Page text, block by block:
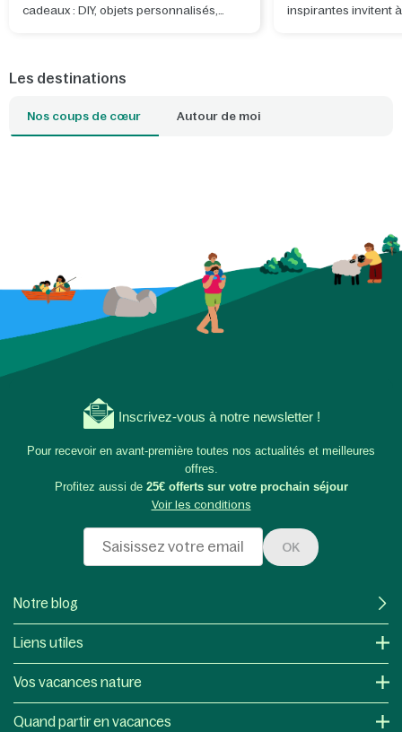
cadeaux : DIY, objets personnalisés,
inspirantes invitent
Les destinations
Nos coups de cœur Autour de moi
Inscrivez-vous à notre newsletter !
Pour recevoir en avant-première toutes nos actualités et meilleures
offres.
Profitez aussi de 25€ offerts sur votre prochain séjour
Voir les conditions
OK
Notre blog
Liens utiles
Vos vacances nature
Quand partir en vacances